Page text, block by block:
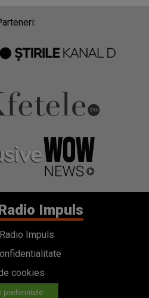
Impuls
Impuls
cookies
preferințele